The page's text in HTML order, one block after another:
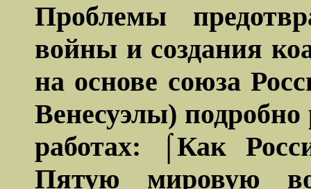
Проблемы
войны и создания
на основе союза
Венесуэлы) подробно
работах: ⌠Как
Пятую